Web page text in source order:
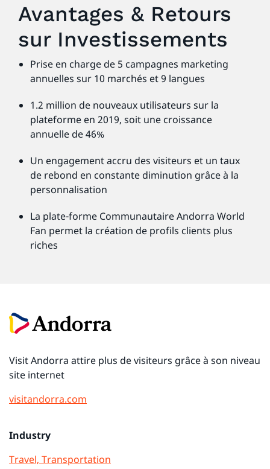
Avantages & Retours
sur Investissements
Prise en charge de 5 campagnes marketing
annuelles sur 10 marchés et 9 langues
1.2 million de nouveaux utilisateurs sur la
plateforme en 2019, soit une croissance
annuelle de 46%
Un engagement accru des visiteurs et un taux
de rebond en constante diminution grâce à la
personnalisation
La plate-forme Communautaire Andorra World
Fan permet la création de profils clients plus
riches
Visit Andorra attire plus de visiteurs grâce à son niveau
site internet
visitandorra.com
Industry
Travel, Transportation